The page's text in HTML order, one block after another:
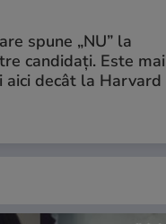
spune „NU” la
candidați. Este mai
aici decât la Harvard